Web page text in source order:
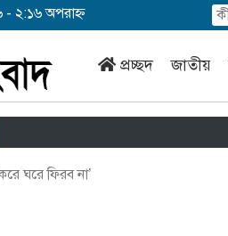
২:১৬ অপরাহ্ন
প্রচ্ছদ জাতীয়
ঘরে ফিরব না’